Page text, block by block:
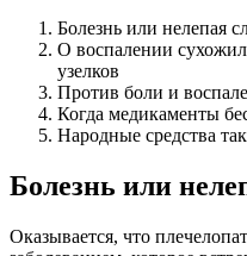
Болезнь или нелепая
О воспалении
узелков
Против боли и
Когда медикаменты
Народные средства
Болезнь или
Оказывается, что